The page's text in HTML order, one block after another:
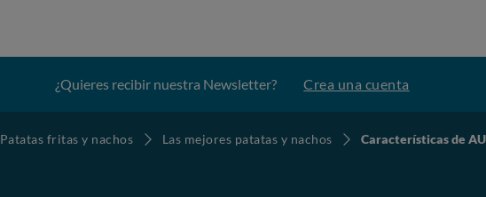
¿Quieres recibir nuestra Newsletter? Crea una cuenta
Patatas fritas y nachos Las mejores patatas y nachos
Características de